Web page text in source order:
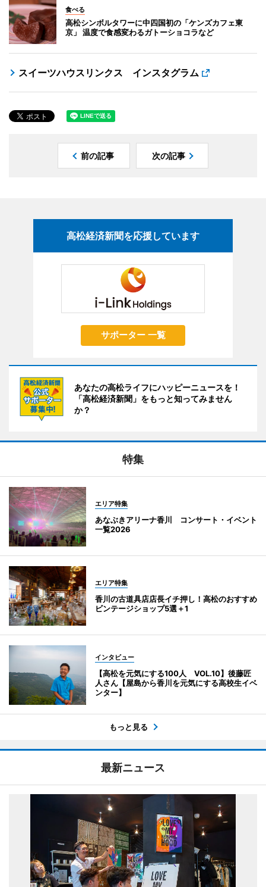
食べる
高松シンボルタワーに中四国初の「ケンズカフェ東
京」 温度で食感変わるガトーショコラなど
スイーツハウスリンクス インスタグラム
前の記事 次の記事
高松経済新聞を応援しています
サポーター 一覧
あなたの高松ライフにハッピーニュースを！
「高松経済新聞」をもっと知ってみません
か？
特集
エリア特集
あなぶきアリーナ香川 コンサート・イベント
一覧2026
エリア特集
香川の古道具店店長イチ押し！高松のおすすめ
ビンテージショップ5選＋1
インタビュー
【高松を元気にする100人 VOL.10】後藤匠
人さん【屋島から香川を元気にする高校生イベ
ンター】
もっと見る
最新ニュース